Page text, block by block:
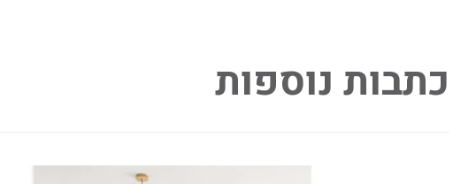
כתבות נוספות